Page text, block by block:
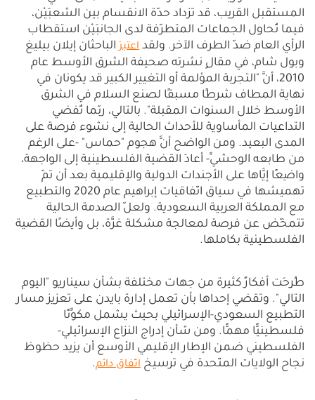
المستقبل القريب، قد تزداد حدّة الانقسام بين الشعبَيْن،
فيما تُحاوِل الجماعات المتطرّفة لدى الجانبَيْن استقطاب
الرأي العام ضدّ الطرف الآخر. ولقد اعتبرَ الباحثان إيلان بيليغ
وبول شام، في مقالٍ نشرته صحيفة الشرق الأوسط عام
2010، أنَّ "التجربة المؤلمة أو التغيير الكبير قد يكونان في
نهاية المطاف شرطًا مسبقًا لصنع السلام في الشرق
الأوسط خلال السنوات المقبلة". بالتالي، ربّما تُفضي
التداعيات المأساوية للأحداث الحالية إلى نشوء فرصة على
المدى البعيد. ومن الواضح أنَّ هجوم "حماس" -على الرغم
من طابعه الوحشيِّ- أعادَ القضية الفلسطينية إلى الواجهة،
واضِعًا إيَّاها على الأجندات الدولية والإقليمية بعد أن تمّ
تهميشها في سياق اتّفاقيات إبراهيم عام 2020 والتطبيع
مع المملكة العربية السعودية. ولعلّ الصدمة الحالية
تتمخّض عن فرصة لمعالجة مشكلة غزَّة، بل وأيضًا القضية
الفلسطينية بكاملها.
طُرِحَت أفكارٌ كثيرة من جهات مختلفة بشأن سيناريو "اليوم
التالي". وتقضي إحداها بأن تعمل إدارة بايدن على تعزيز مسار
التطبيع السعودي-الإسرائيلي بحيث يشمل مكوِّنًا
فلسطينيًّا مهمًّا. ومن شأن إدراج النزاع الإسرائيلي-
الفلسطيني ضمن الإطار الإقليمي الأوسع أن يزيد حظوظ
نجاح الولايات المتّحدة في ترسيخ اتّفاق دائم.